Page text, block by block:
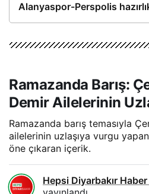
Alanyaspor-Perspolis
Ramazanda Barış:
Demir Ailelerinin
Ramazanda barış temasıyla
ailelerinin uzlaşıya vurgu
öne çıkaran içerik.
Hepsi Diyarbakır